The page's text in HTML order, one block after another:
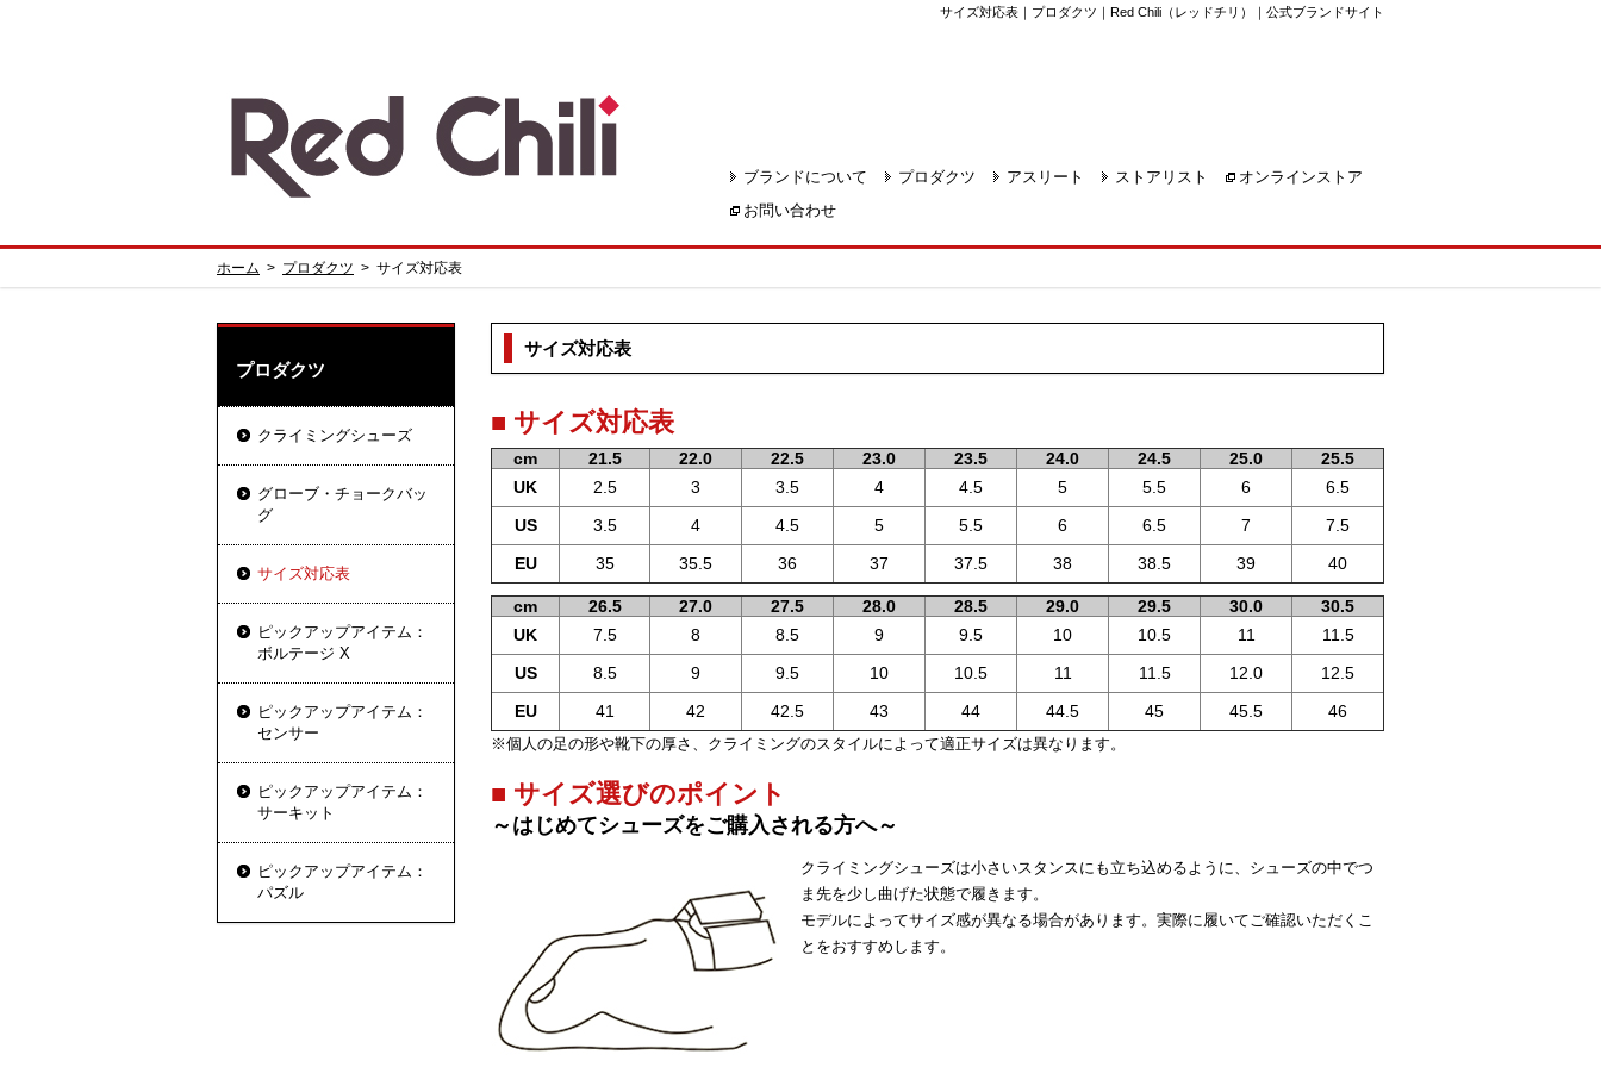
サイズ対応表｜プロダクツ｜Red Chili（レッドチリ）｜公式ブランドサイト
ブランドについて プロダクツ アスリート ストアリスト
オンラインストア
お問い合わせ
ホーム > プロダクツ > サイズ対応表
サイズ対応表
■ サイズ対応表
cm 21.5 22.0 22.5 23.0 23.5 24.0 24.5 25.0
25.5
UK
2.5 3 3.5 4 4.5 5 5.5 6
6.5
US
3.5 4 4.5 5 5.5 6 6.5 7
7.5
EU
35 35.5 36 37 37.5 38 38.5 39 40
cm 26.5 27.0 27.5 28.0 28.5 29.0 29.5 30.0
30.5
UK
7.5 8 8.5 9 9.5 10 10.5 11
11.5
US
8.5 9 9.5 10 10.5 11 11.5 12.0
12.5
EU
41 42 42.5 43 44 44.5 45 45.5 46
※個人の足の形や靴下の厚さ、クライミングのスタイルによって適正サイズは異なります。
■ サイズ選びのポイント
～はじめてシューズをご購入される方へ～
クライミングシューズは小さいスタンスにも立ち込めるように、シューズの中でつ
ま先を少し曲げた状態で履きます。
モデルによってサイズ感が異なる場合があります。実際に履いてご確認いただくこ
とをおすすめします。
プロダクツ
クライミングシューズ
グローブ・チョークバッ
グ
サイズ対応表
ピックアップアイテム：
ボルテージ X
ピックアップアイテム：
センサー
ピックアップアイテム：
サーキット
ピックアップアイテム：
パズル